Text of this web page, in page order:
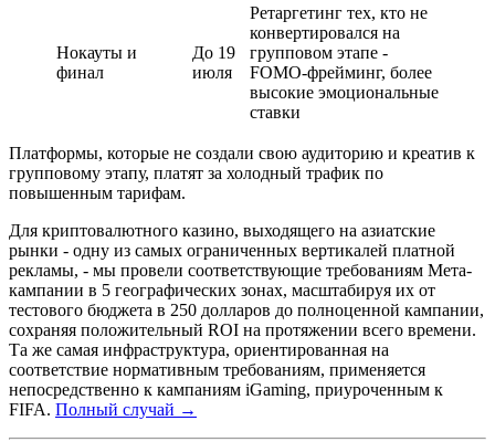
Нокауты и
финал
До 19
июля
Ретаргетинг тех, кто не
конвертировался на
групповом этапе -
FOMO-фрейминг, более
высокие эмоциональные
ставки
Платформы, которые не создали свою аудиторию и креатив к
групповому этапу, платят за холодный трафик по
повышенным тарифам.
Для криптовалютного казино, выходящего на азиатские
рынки - одну из самых ограниченных вертикалей платной
рекламы, - мы провели соответствующие требованиям Мета-
кампании в 5 географических зонах, масштабируя их от
тестового бюджета в 250 долларов до полноценной кампании,
сохраняя положительный ROI на протяжении всего времени.
Та же самая инфраструктура, ориентированная на
соответствие нормативным требованиям, применяется
непосредственно к кампаниям iGaming, приуроченным к
FIFA. Полный случай →